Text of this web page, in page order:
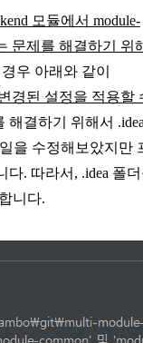
모듈에서 module-
문제를 해결하기 위
우 아래와 같이
경된 설정을 적용할
해결하기 위해서
을 수정해보았지만
다. 따라서, .idea 폴
니다.